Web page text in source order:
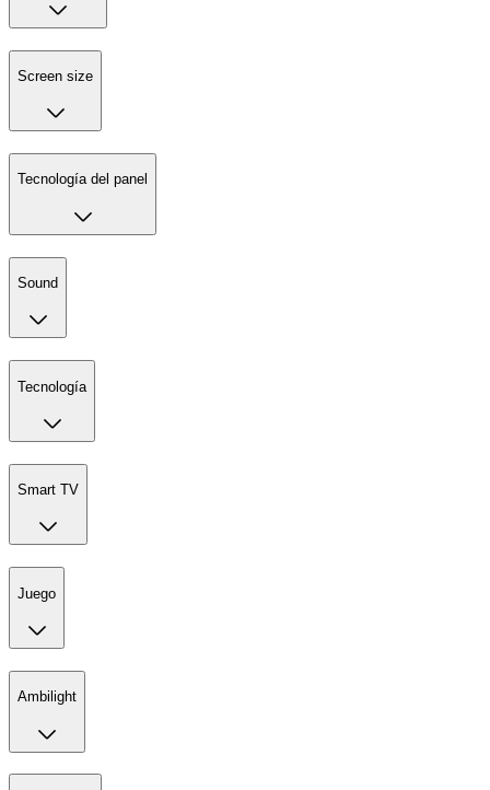
Screen size
Tecnología del panel
Sound
Tecnología
Smart TV
Juego
Ambilight